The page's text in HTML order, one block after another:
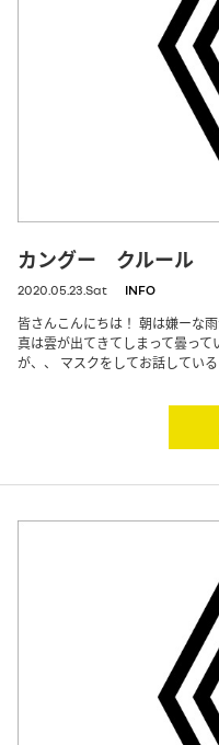
カングー クルール
2020.05.23.Sat INFO
皆さんこんにちは！ 朝は嫌ーな
真は雲が出てきてしまって曇っ
が、、 マスクをしてお話してい